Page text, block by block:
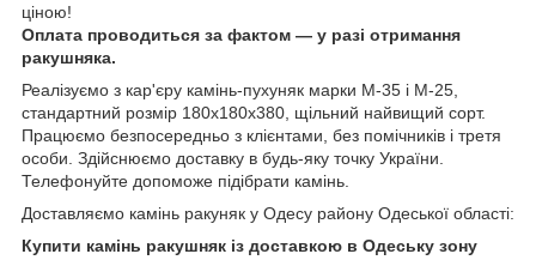
ціною!
Оплата проводиться за фактом — у разі отримання
ракушняка.
Реалізуємо з кар'єру камінь-пухуняк марки М-35 і М-25,
стандартний розмір 180х180х380, щільний найвищий сорт.
Працюємо безпосередньо з клієнтами, без помічників і третя
особи. Здійснюємо доставку в будь-яку точку України.
Телефонуйте допоможе підібрати камінь.
Доставляємо камінь ракуняк у Одесу району Одеської області:
Купити камінь ракушняк із доставкою в Одеську зону